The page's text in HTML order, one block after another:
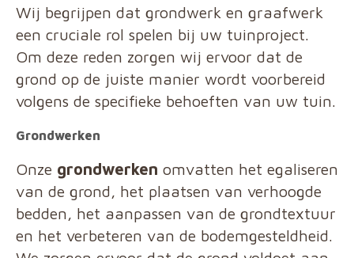
Wij begrijpen dat grondwerk en graafwerk
een cruciale rol spelen bij uw tuinproject.
Om deze reden zorgen wij ervoor dat de
grond op de juiste manier wordt voorbereid
volgens de specifieke behoeften van uw tuin.
Grondwerken
Onze grondwerken omvatten het egaliseren
van de grond, het plaatsen van verhoogde
bedden, het aanpassen van de grondtextuur
en het verbeteren van de bodemgesteldheid.